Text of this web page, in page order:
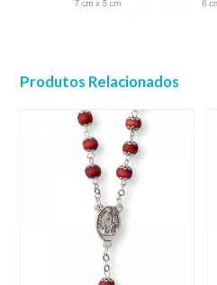
Produtos Relacionados